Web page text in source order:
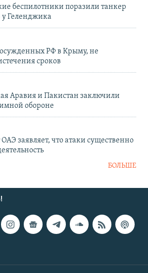
беспилотники поразили танкер
у Геленджика
РФ в Крыму, не
сроков
Аравия и Пакистан заключили
обороне
заявляет, что атаки существенно
БОЛЬШЕ